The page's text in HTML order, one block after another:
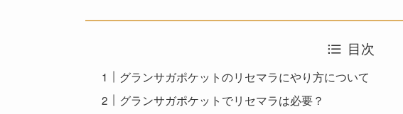
目次
グランサガポケットのリセマラにやり方について
グランサガポケットでリセマラは必要？